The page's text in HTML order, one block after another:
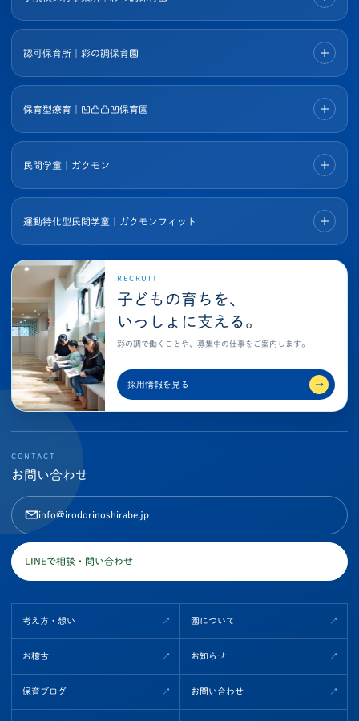
認可保育所｜彩の調保育園
保育型療育｜凹凸凸凹保育園
民間学童｜ガクモン
運動特化型民間学童｜ガクモンフィット
RECRUIT
子どもの育ちを、
いっしょに支える。
彩の調で働くことや、募集中の仕事をご案内します。
採用情報を見る →
CONTACT
お問い合わせ
info@irodorinoshirabe.jp
LINEで相談・問い合わせ
考え方・想い 園について
お稽古 お知らせ
保育ブログ お問い合わせ